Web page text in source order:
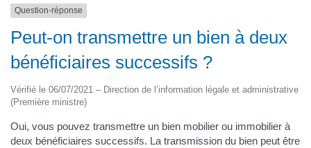
Question-réponse
Peut-on transmettre un bien à deux
bénéficiaires successifs ?
Vérifié le 06/07/2021 – Direction de l’information légale et administrative
(Première ministre)
Oui, vous pouvez transmettre un bien mobilier ou immobilier à
deux bénéficiaires successifs. La transmission du bien peut être